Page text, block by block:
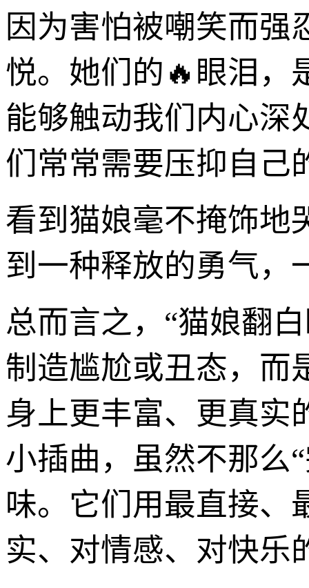
因为害怕被嘲笑而强
悦。她们的🔥眼泪，
能够触动我们内心深
们常常需要压抑自己
看到猫娘毫不掩饰地
到一种释放的勇气，
总而言之，“猫娘翻
制造尴尬或丑态，而
身上更丰富、更真实
小插曲，虽然不那么
味。它们用最直接、
实、对情感、对快乐